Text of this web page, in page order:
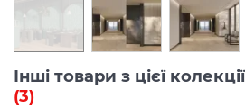
Інші товари з цієї
(3)